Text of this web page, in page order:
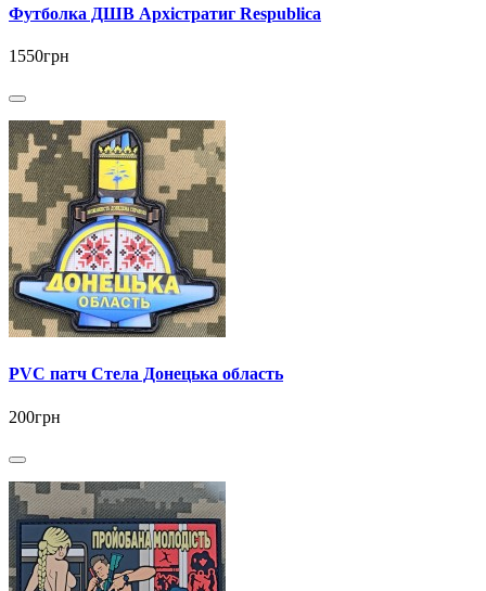
Футболка ДШВ Архістратиг Respublica
1550грн
PVC патч Стела Донецька область
200грн